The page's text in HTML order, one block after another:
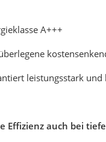
A+++
leistungsstark und
Effizienz auch bei